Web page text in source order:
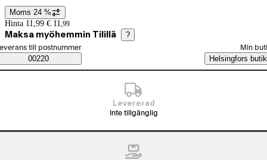
Prisinformation
Moms 24 %
Hinta 11,99 €. 11 ,99
Maksa myöhemmin Tilillä ?
Saatavuustiedot
beställningssätt
till postnummer
00220
Min
Helsingfors butik
Levererad
Inte tillgänglig